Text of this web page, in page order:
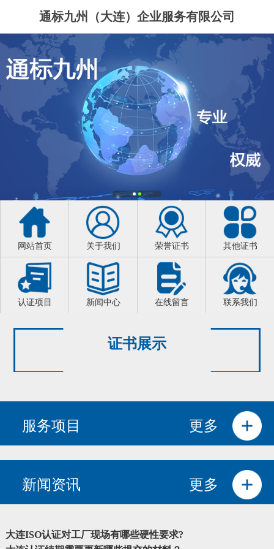
通标九州（大连）企业服务有限公司
网站首页 关于我们 荣誉证书 其他证书
认证项目 新闻中心 在线留言 联系我们
证书展示
服务项目 更多
新闻资讯 更多
大连ISO认证对工厂现场有哪些硬性要求?